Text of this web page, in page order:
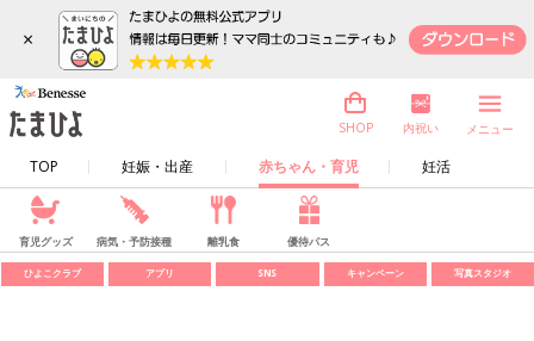
×
TOP 妊娠・出産 赤ちゃん・育児 妊活
SHOP 内祝い メニュー
育児グッズ 病気・予防接種 離乳食 優待パス
ひよこクラブ アプリ SNS キャンペーン 写真スタジオ